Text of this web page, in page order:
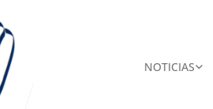
NOTICIAS